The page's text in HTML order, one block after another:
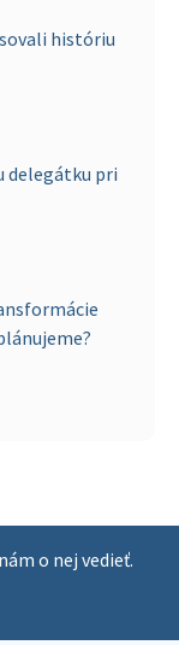
históriu
delegátku pri
o nej vedieť.